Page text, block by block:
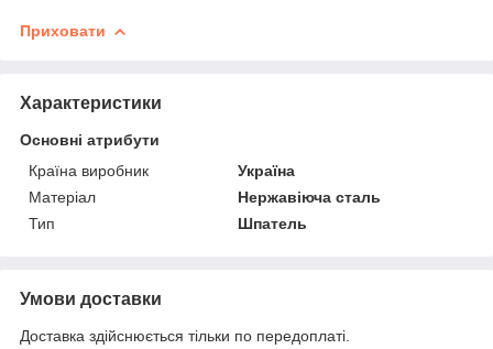
Приховати
Характеристики
Основні атрибути
Країна виробник
Україна
Матеріал
Нержавіюча сталь
Тип
Шпатель
Умови доставки
Доставка здійснюється тільки по передоплаті.